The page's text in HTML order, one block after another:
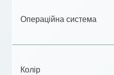
Операційна система
Колір